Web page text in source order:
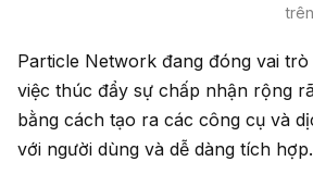
Particle Network đang đóng vai
việc thúc đẩy sự chấp nhận rộng
bằng cách tạo ra các công cụ và
với người dùng và dễ dàng tích hợp.